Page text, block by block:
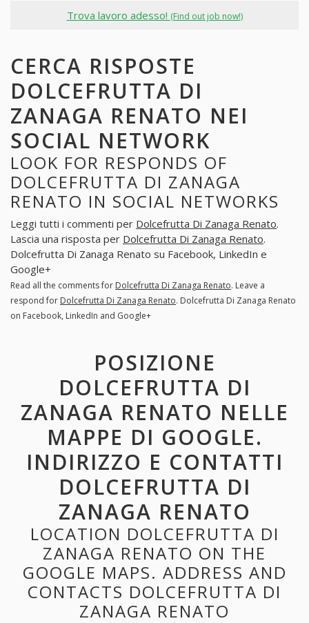
Trova lavoro adesso! (Find out job now!)
CERCA RISPOSTE
DOLCEFRUTTA DI
ZANAGA RENATO NEI
SOCIAL NETWORK
LOOK FOR RESPONDS OF
DOLCEFRUTTA DI ZANAGA
RENATO IN SOCIAL NETWORKS
Leggi tutti i commenti per Dolcefrutta Di Zanaga Renato.
Lascia una risposta per Dolcefrutta Di Zanaga Renato.
Dolcefrutta Di Zanaga Renato su Facebook, LinkedIn e
Google+
Read all the comments for Dolcefrutta Di Zanaga Renato. Leave a
respond for Dolcefrutta Di Zanaga Renato. Dolcefrutta Di Zanaga Renato
on Facebook, LinkedIn and Google+
POSIZIONE
DOLCEFRUTTA DI
ZANAGA RENATO NELLE
MAPPE DI GOOGLE.
INDIRIZZO E CONTATTI
DOLCEFRUTTA DI
ZANAGA RENATO
LOCATION DOLCEFRUTTA DI
ZANAGA RENATO ON THE
GOOGLE MAPS. ADDRESS AND
CONTACTS DOLCEFRUTTA DI
ZANAGA RENATO